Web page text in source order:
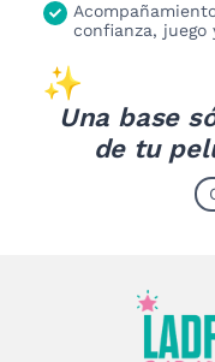
confianza, juego
Una base
de tu